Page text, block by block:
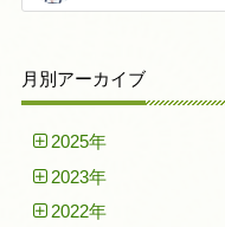
月別アーカイブ
2025年
2023年
2022年